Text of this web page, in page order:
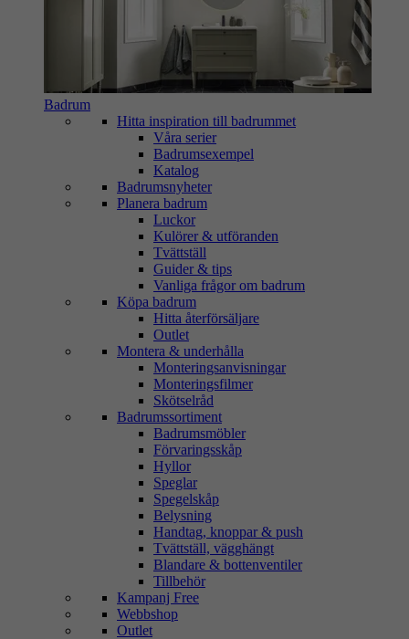
Badrum
Hitta inspiration till badrummet
Våra serier
Badrumsexempel
Katalog
Badrumsnyheter
Planera badrum
Luckor
Kulörer & utföranden
Tvättställ
Guider & tips
Vanliga frågor om badrum
Köpa badrum
Hitta återförsäljare
Outlet
Montera & underhålla
Monteringsanvisningar
Monteringsfilmer
Skötselråd
Badrumssortiment
Badrumsmöbler
Förvaringsskåp
Hyllor
Speglar
Spegelskåp
Belysning
Handtag, knoppar & push
Tvättställ, vägghängt
Blandare & bottenventiler
Tillbehör
Kampanj Free
Webbshop
Outlet